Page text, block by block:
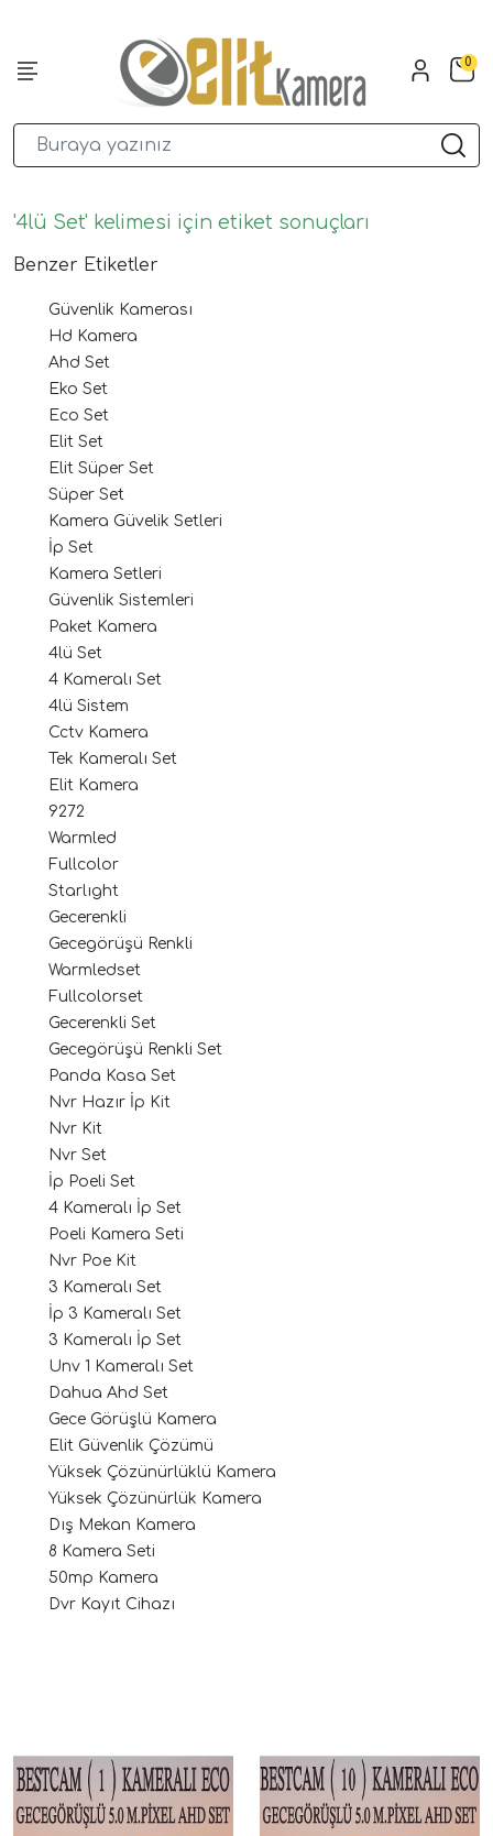
0
'4lü Set' kelimesi için etiket sonuçları
Benzer Etiketler
Güvenlik Kamerası
Hd Kamera
Ahd Set
Eko Set
Eco Set
Elit Set
Elit Süper Set
Süper Set
Kamera Güvelik Setleri
İp Set
Kamera Setleri
Güvenlik Sistemleri
Paket Kamera
4lü Set
4 Kameralı Set
4lü Sistem
Cctv Kamera
Tek Kameralı Set
Elit Kamera
9272
Warmled
Fullcolor
Starlıght
Gecerenkli
Gecegörüşü Renkli
Warmledset
Fullcolorset
Gecerenkli Set
Gecegörüşü Renkli Set
Panda Kasa Set
Nvr Hazır İp Kit
Nvr Kit
Nvr Set
İp Poeli Set
4 Kameralı İp Set
Poeli Kamera Seti
Nvr Poe Kit
3 Kameralı Set
İp 3 Kameralı Set
3 Kameralı İp Set
Unv 1 Kameralı Set
Dahua Ahd Set
Gece Görüşlü Kamera
Elit Güvenlik Çözümü
Yüksek Çözünürlüklü Kamera
Yüksek Çözünürlük Kamera
Dış Mekan Kamera
8 Kamera Seti
50mp Kamera
Dvr Kayıt Cihazı